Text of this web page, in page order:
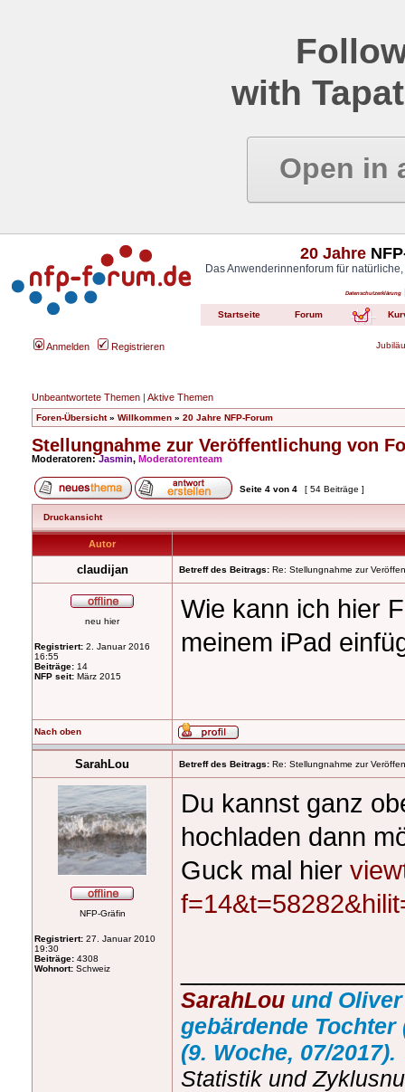
with
Open in
20 Jahre
Das Anwenderinnenforum für
Datenschutzerklärung
Startseite Forum
Anmelden Registrieren
Unbeantwortete Themen | Aktive Themen
Foren-Übersicht» Willkommen » 20 Jahre NFP-Forum
Stellungnahme zur Veröffentlichung von
Moderatoren:Jasmin, Moderatorenteam
Seite 4 von 4 [ 54 Beiträge ]
Druckansicht
Autor
claudijan Betreff des Beitrags: Re: Stellungnahme zur
neu hier
Registriert: 2. Januar 2016
16:55
Beiträge: 14
NFP seit: März 2015
Wie kann ich hier
meinem iPad
Nach oben
SarahLou Betreff des Beitrags: Re: Stellungnahme zur
NFP-Gräfin
Registriert: 27. Januar 2010
19:30
Beiträge: 4308
Wohnort: Schweiz
Du kannst ganz
hochladen dann
Guck mal hier
SarahLou und
gebärdende
(9. Woche, 07/2017).
Statistik und